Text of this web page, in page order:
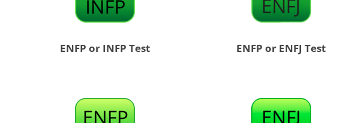
ENFP or INFP Test ENFP or ENFJ Test